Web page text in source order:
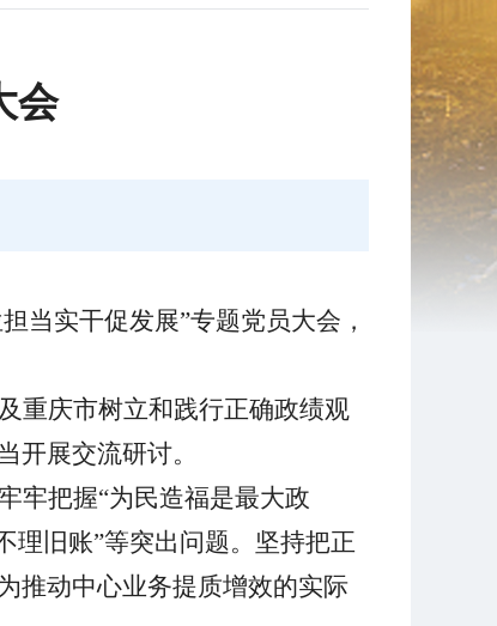
会
当实干促发展”专题党员大会，
重庆市树立和践行正确政绩观
开展交流研讨。
牢把握“为民造福是最大政
理旧账”等突出问题。坚持把正
推动中心业务提质增效的实际